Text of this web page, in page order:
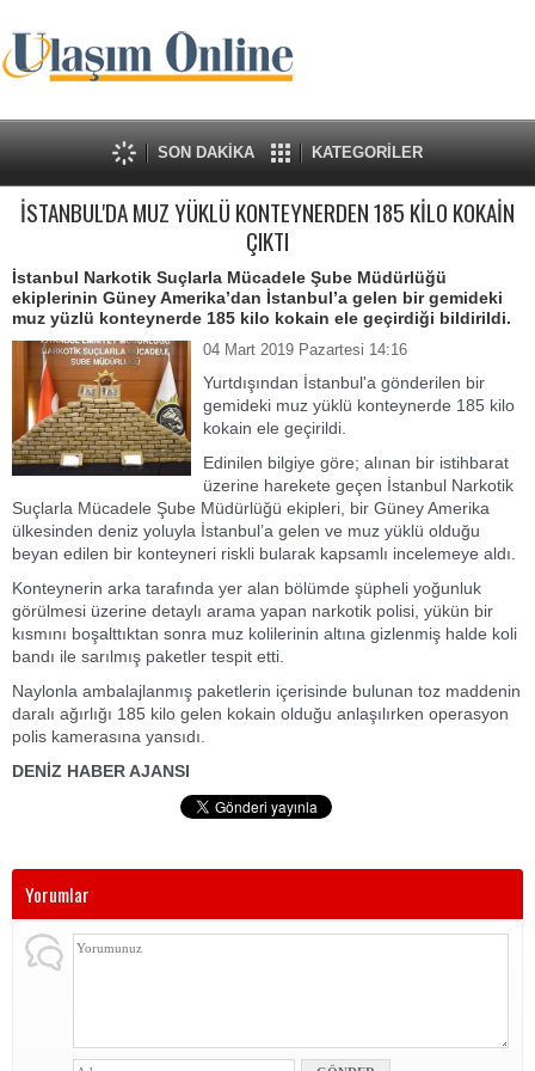
SON DAKİKA KATEGORİLER
İSTANBUL'DA MUZ YÜKLÜ KONTEYNERDEN 185 KİLO KOKAİN
ÇIKTI
İstanbul Narkotik Suçlarla Mücadele Şube Müdürlüğü
ekiplerinin Güney Amerika’dan İstanbul’a gelen bir gemideki
muz yüzlü konteynerde 185 kilo kokain ele geçirdiği bildirildi.
04 Mart 2019 Pazartesi 14:16
Yurtdışından İstanbul'a gönderilen bir
gemideki muz yüklü konteynerde 185 kilo
kokain ele geçirildi.
Edinilen bilgiye göre; alınan bir istihbarat
üzerine harekete geçen İstanbul Narkotik
Suçlarla Mücadele Şube Müdürlüğü ekipleri, bir Güney Amerika
ülkesinden deniz yoluyla İstanbul’a gelen ve muz yüklü olduğu
beyan edilen bir konteyneri riskli bularak kapsamlı incelemeye aldı.
Konteynerin arka tarafında yer alan bölümde şüpheli yoğunluk
görülmesi üzerine detaylı arama yapan narkotik polisi, yükün bir
kısmını boşalttıktan sonra muz kolilerinin altına gizlenmiş halde koli
bandı ile sarılmış paketler tespit etti.
Naylonla ambalajlanmış paketlerin içerisinde bulunan toz maddenin
daralı ağırlığı 185 kilo gelen kokain olduğu anlaşılırken operasyon
polis kamerasına yansıdı.
DENİZ HABER AJANSI
Yorumlar